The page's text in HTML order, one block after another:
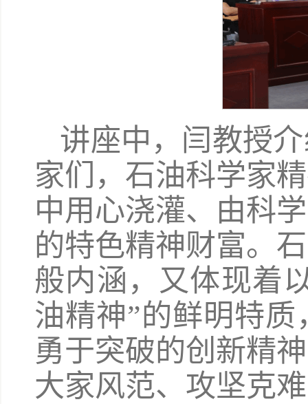
讲座中，闫教授
家们，石油科学家
中用心浇灌、由科
的特色精神财富。
般内涵，又体现着
油精神”的鲜明特
勇于突破的创新精
大家风范、攻坚克